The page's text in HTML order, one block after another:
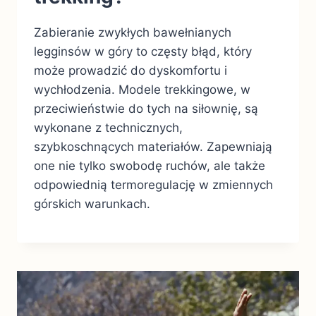
Zabieranie zwykłych bawełnianych
legginsów w góry to częsty błąd, który
może prowadzić do dyskomfortu i
wychłodzenia. Modele trekkingowe, w
przeciwieństwie do tych na siłownię, są
wykonane z technicznych,
szybkoschnących materiałów. Zapewniają
one nie tylko swobodę ruchów, ale także
odpowiednią termoregulację w zmiennych
górskich warunkach.